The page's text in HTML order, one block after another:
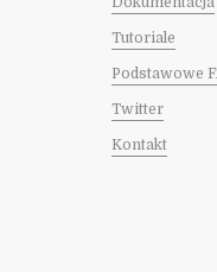
Tutoriale
Podstawowe
Twitter
Kontakt